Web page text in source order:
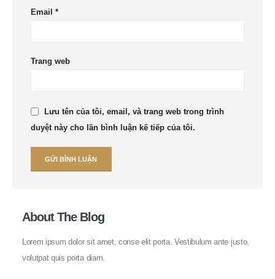
Email *
Trang web
Lưu tên của tôi, email, và trang web trong trình
duyệt này cho lần bình luận kế tiếp của tôi.
About The Blog
Lorem ipsum dolor sit amet, conse elit porta. Vestibulum ante justo,
volutpat quis porta diam.